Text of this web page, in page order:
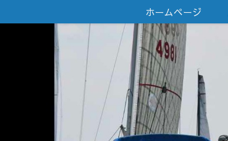
ホームページ